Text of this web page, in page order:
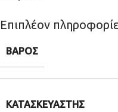
Επιπλέον
ΒΆΡΟΣ
ΚΑΤΑΣΚΕΥΑΣΤΉΣ